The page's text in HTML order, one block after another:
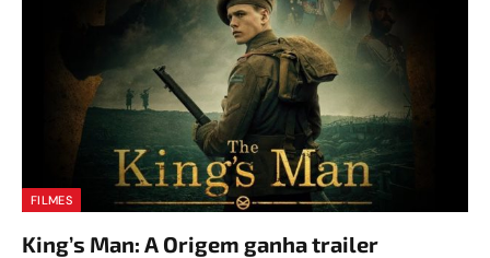
FILMES
King’s Man: A Origem ganha trailer